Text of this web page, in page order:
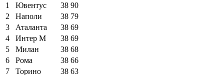
1
Ювентус 38 90
2
Наполи 38 79
3
Аталанта 38 69
4
Интер М 38 69
5
Милан 38 68
6
Рома 38 66
7
Торино 38 63